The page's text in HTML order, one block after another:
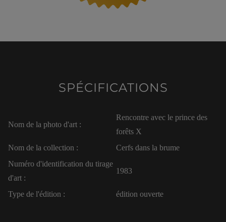
SPÉCIFICATIONS
Nom de la photo d'art :
Rencontre avec le prince des
forêts X
Nom de la collection :
Cerfs dans la brume
Numéro d'identification du tirage
d'art :
1983
Type de l'édition : édition ouverte